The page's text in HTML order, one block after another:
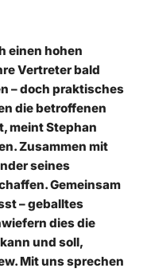
einen hohen
Vertreter bald
– doch praktisches
die betroffenen
meint Stephan
Zusammen mit
seines
Gemeinsam
– geballtes
dies die
und soll,
Mit uns sprechen